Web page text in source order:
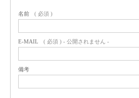
名前 ( 必須 )
E-MAIL ( 必須 ) - 公開されません -
備考